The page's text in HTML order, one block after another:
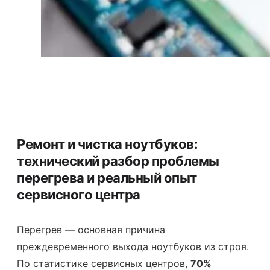
Ремонт и чистка ноутбуков:
технический разбор проблемы
перегрева и реальный опыт
сервисного центра
Перегрев — основная причина
преждевременного выхода ноутбуков из строя.
По статистике сервисных центров, 70%